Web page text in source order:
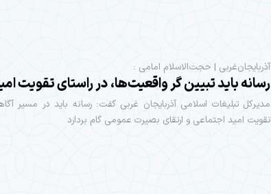
آذربایجان‌غربی | حجت‌الاسلام امامی :
رسانه باید تبیین گر واقعیت‌ها، در راستای تقویت
مدیرکل تبلیغات اسلامی آذربایجان غربی گفت: رسانه باید در مسیر
تقویت امید اجتماعی و ارتقای بصیرت عمومی گام بردارد